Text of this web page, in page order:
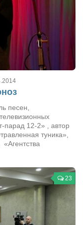
центр
песен,
парад 12-2» , автор
туника»,
23